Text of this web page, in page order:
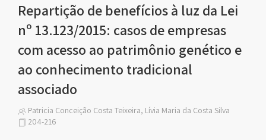
Repartição de benefícios à luz da Lei
nº 13.123/2015: casos de empresas
com acesso ao patrimônio genético e
ao conhecimento tradicional
associado
Patricia Conceição Costa Teixeira, Lívia Maria da Costa Silva
204-216